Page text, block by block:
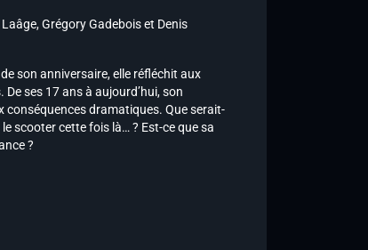
Grégory Gadebois et Denis
son anniversaire, elle réfléchit aux
ses 17 ans à aujourd’hui, son
conséquences dramatiques. Que serait-
scooter cette fois là… ? Est-ce que sa
?